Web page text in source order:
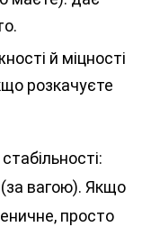
й міцності
розкачуєте
вагою). Якщо
просто